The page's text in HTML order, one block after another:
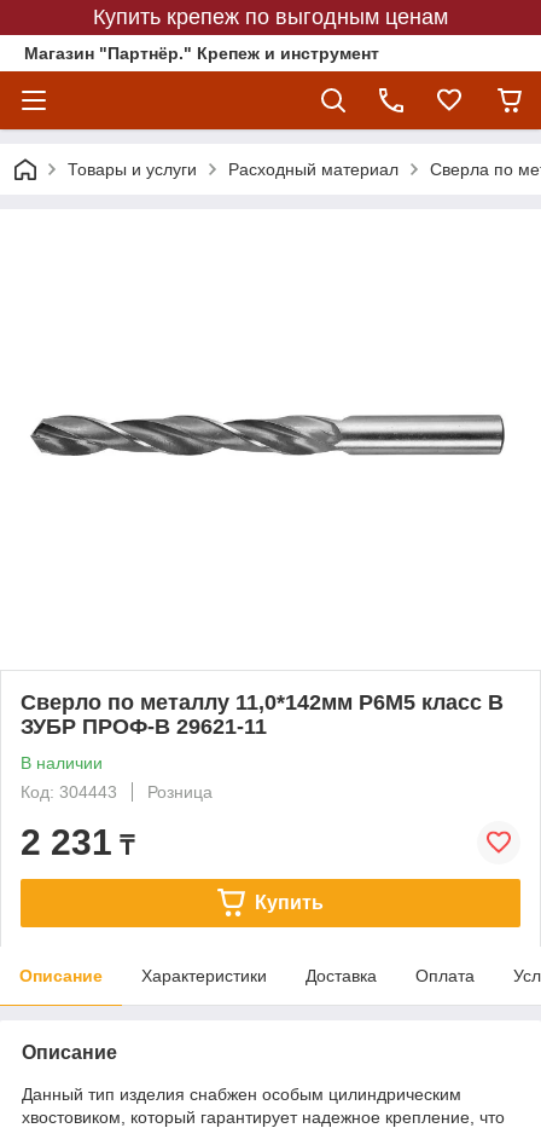
Купить крепеж по выгодным ценам
Магазин "Партнёр." Крепеж и инструмент
Товары и услуги Расходный материал Сверла по
Сверло по металлу 11,0*142мм Р6М5 класс В
ЗУБР ПРОФ-В 29621-11
В наличии
Код: 304443
Розница
2 231 ₸
Купить
Описание Характеристики Доставка Оплата
Описание
Данный тип изделия снабжен особым цилиндрическим
хвостовиком, который гарантирует надежное крепление, что